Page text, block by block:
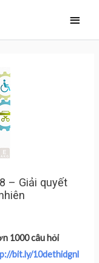
– Giải quyết
1000 câu hỏi
bit.ly/10dethidgnl